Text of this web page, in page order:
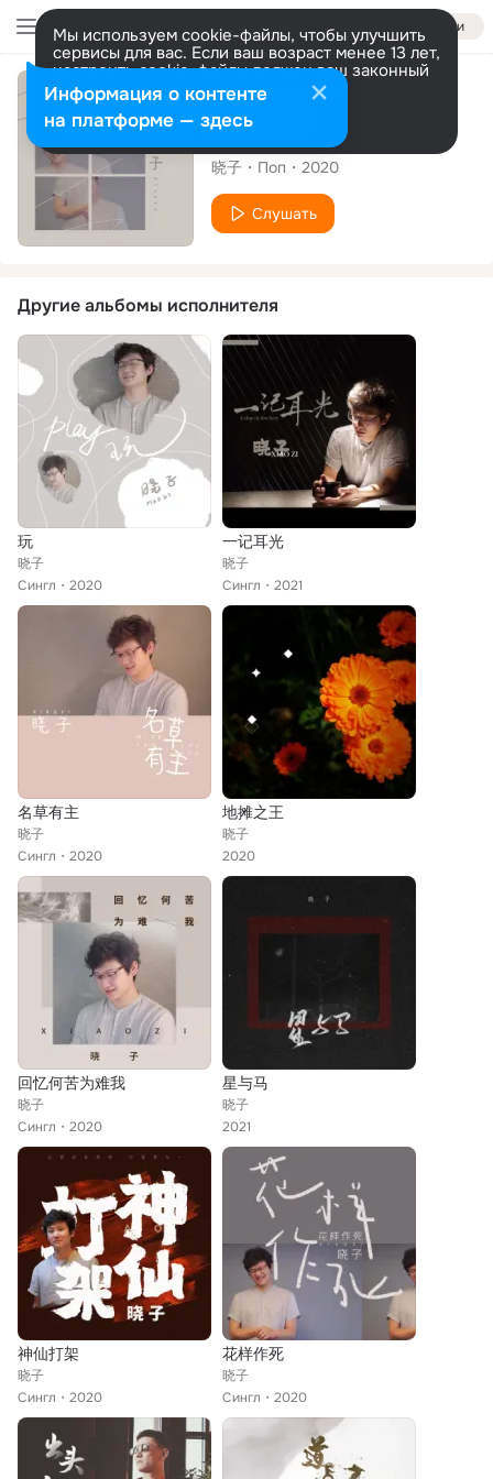
Войти
Мы используем cookie-файлы, чтобы улучшить
сервисы для вас. Если ваш возраст менее 13 лет,
настроить cookie-файлы должен ваш законный
представитель. Больше информации
Разрешить все Настроить
Сингл
糊涂娃
晓子 Поп 2020
Слушать
Другие альбомы исполнителя
玩
晓子
Сингл
2020
一记耳光
晓子
Сингл
2021
名草有主
晓子
Сингл
2020
地摊之王
晓子
2020
回忆何苦为难我
晓子
Сингл
2020
星与马
晓子
2021
神仙打架
晓子
Сингл
2020
花样作死
晓子
Сингл
2020
Информация о контенте
на платформе — здесь